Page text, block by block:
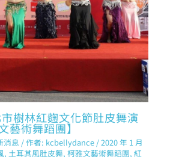
樹林紅麴文化節肚皮舞演
藝術舞蹈團】
消息 / 作者: kcbellydance /2020 年 1 月
,土耳其風肚皮舞,柯雅文藝術舞蹈團,紅